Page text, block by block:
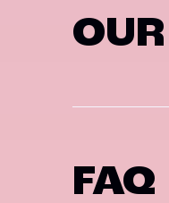
FAQ